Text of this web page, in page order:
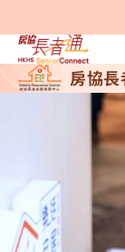
房協